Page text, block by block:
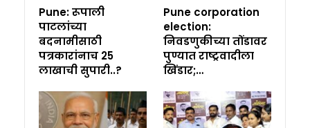
Pune: रूपाली
पाटलांच्या
बदनामीसाठी
पत्रकारांनाच 25
लाखाची सुपारी..?
Pune corporation
election:
निवडणुकीच्या तोंडावर
पुण्यात राष्ट्रवादीला
खिंडार;…